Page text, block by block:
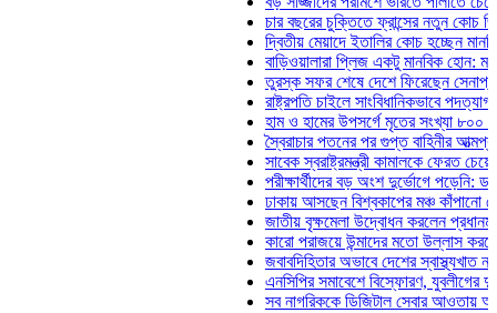
চার বছরের চুক্তিতে ফ্রান্সের নতুন কোচ জিদান
দ্বিতীয় মেয়াদে ইতালির কোচ হচ্ছেন মানচিনি
বাড়িওয়ালারা প্লিজ একটু মানবিক হোন: মনিরা মিঠু
তুরস্ক সফর শেষে দেশে ফিরেছেন সেনাপ্রধান
রাষ্ট্রপতি চাইলে সাংবিধানিকভাবে পদত্যাগ করতে
হাম ও হামের উপসর্গে মৃতের সংখ্যা ৮০০ ছাড়াল
স্বৈরাচার পতনের পর গুপ্ত বাহিনীর আত্মপ্রকাশ:
সাবেক স্বরাষ্ট্রমন্ত্রী কামালকে ফেরত চেয়ে
পরীক্ষার্থীদের বড় অংশ দুর্ভোগে পড়েনি: ড. মাহ্‌দী
ঢাকায় আসছেন বিশ্বকাপের মঞ্চ কাঁপানো সেই
জাতীয় বৃক্ষমেলা উদ্বোধন করলেন প্রধানমন্ত্রী
কারো পরাজয়ে উন্মাদের মতো উল্লাস করতে হয়
জবাবদিহিতার অভাবে দেশের স্বাস্থ্যখাত নানা
এনসিপির সমাবেশে বিস্ফোরণ, যুবলীগের দুই
সব নাগরিককে ডিজিটাল সেবার আওতায় আনতে